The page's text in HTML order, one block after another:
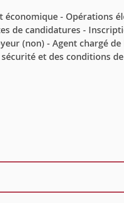
économique - Opérations
de candidatures -
(non) - Agent chargé
et des conditions